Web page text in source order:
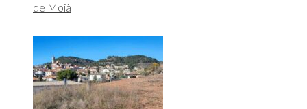
de Moià